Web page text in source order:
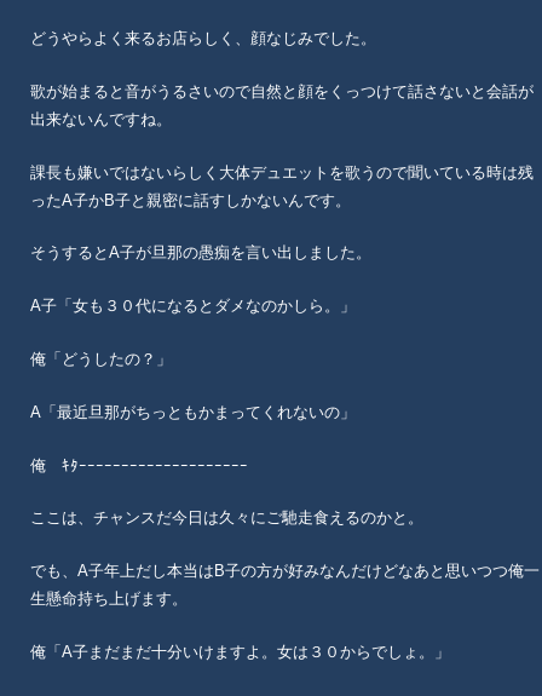
どうやらよく来るお店らしく、顔なじみでした。
歌が始まると音がうるさいので自然と顔をくっつけて話さないと会話が
出来ないんですね。
課長も嫌いではないらしく大体デュエットを歌うので聞いている時は残
ったA子かB子と親密に話すしかないんです。
そうするとA子が旦那の愚痴を言い出しました。
A子「女も３０代になるとダメなのかしら。」
俺「どうしたの？」
A「最近旦那がちっともかまってくれないの」
俺 ｷﾀｰｰｰｰｰｰｰｰｰｰｰｰｰｰｰｰｰｰｰｰ
ここは、チャンスだ今日は久々にご馳走食えるのかと。
でも、A子年上だし本当はB子の方が好みなんだけどなあと思いつつ俺一
生懸命持ち上げます。
俺「A子まだまだ十分いけますよ。女は３０からでしょ。」